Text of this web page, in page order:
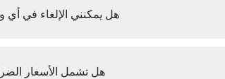
هل يمكنني الإلغاء في
هل تشمل الأسعار